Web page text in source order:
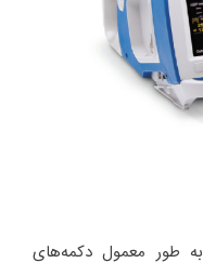
به طور معمول دکمه‌های